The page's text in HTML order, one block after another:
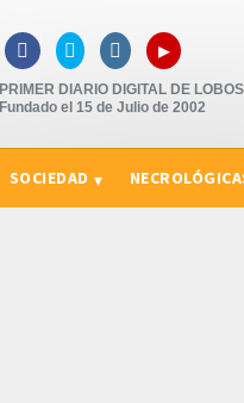
   ▸
PRIMER DIARIO DIGITAL DE
Fundado el 15 de Julio de 2002
SOCIEDAD